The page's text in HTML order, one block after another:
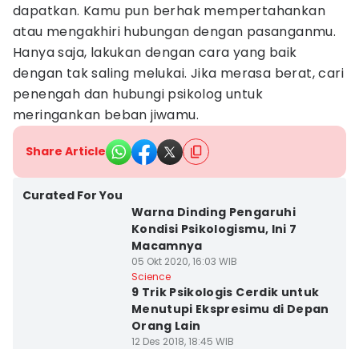
dapatkan. Kamu pun berhak mempertahankan
atau mengakhiri hubungan dengan pasanganmu.
Hanya saja, lakukan dengan cara yang baik
dengan tak saling melukai. Jika merasa berat, cari
penengah dan hubungi psikolog untuk
meringankan beban jiwamu.
Share Article
Curated For You
Warna Dinding Pengaruhi
Kondisi Psikologismu, Ini 7
Macamnya
05 Okt 2020, 16:03 WIB
Science
9 Trik Psikologis Cerdik untuk
Menutupi Ekspresimu di Depan
Orang Lain
12 Des 2018, 18:45 WIB